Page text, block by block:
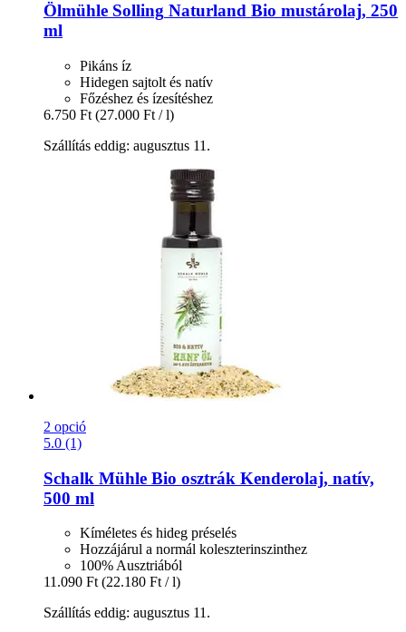
Ölmühle Solling Naturland Bio mustárolaj, 250
ml
Pikáns íz
Hidegen sajtolt és natív
Főzéshez és ízesítéshez
6.750 Ft (27.000 Ft / l)
Szállítás eddig: augusztus 11.
2 opció
5.0 (1)
Schalk Mühle Bio osztrák Kenderolaj, natív,
500 ml
Kíméletes és hideg préselés
Hozzájárul a normál koleszterinszinthez
100% Ausztriából
11.090 Ft (22.180 Ft / l)
Szállítás eddig: augusztus 11.